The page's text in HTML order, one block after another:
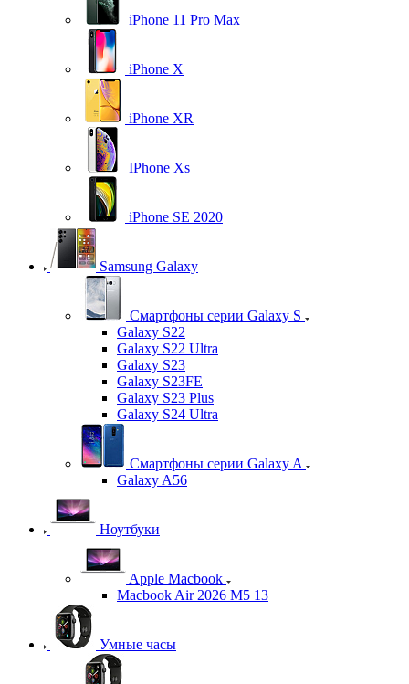
iPhone 11 Pro Max
iPhone X
iPhone XR
IPhone Xs
iPhone SE 2020
Samsung Galaxy
Смартфоны серии Galaxy S
Galaxy S22
Galaxy S22 Ultra
Galaxy S23
Galaxy S23FE
Galaxy S23 Plus
Galaxy S24 Ultra
Смартфоны серии Galaxy A
Galaxy A56
Ноутбуки
Apple Macbook
Macbook Air 2026 M5 13
Умные часы